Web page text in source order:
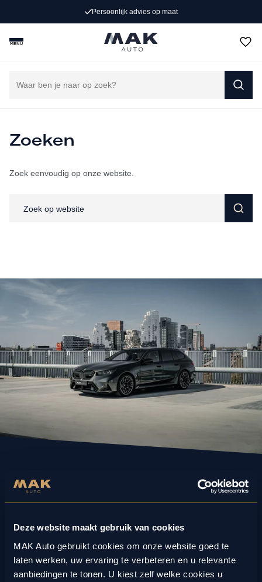
Deze website maakt gebruik van cookies
MAK Auto gebruikt cookies om onze website goed te
laten werken, uw ervaring te verbeteren en u relevante
aanbiedingen te tonen. U kiest zelf welke cookies u
Persoonlijk advies op maat
MENU
Zoeken
Zoek eenvoudig op onze website.
Staat jouw droomauto er niet
tussen?
Staat jouw droomauto er niet bij? Bespaar tijd, laat ons het werk
doen. Met jouw wensen en ons netwerk regelen we snel de juiste
auto.